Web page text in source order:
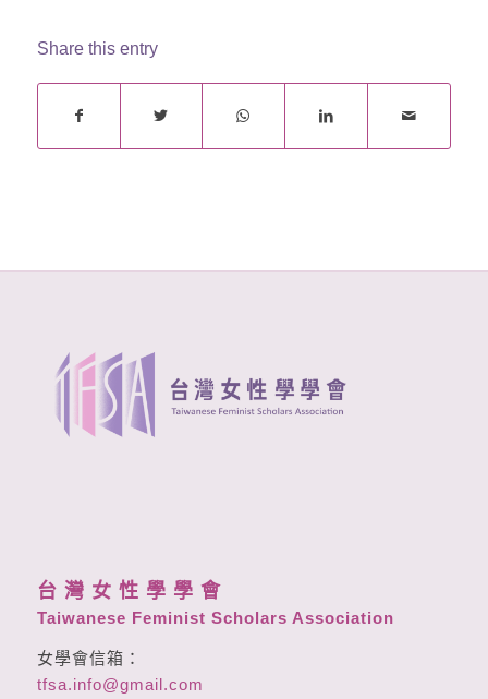
Share this entry
台 灣 女 性 學 學 會
Taiwanese Feminist Scholars Association
女學會信箱：
tfsa.info@gmail.com